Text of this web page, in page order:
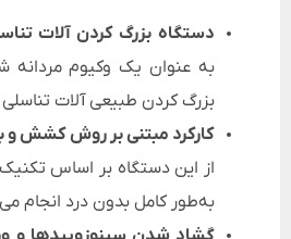
دستگاه بزرگ‌ کردن آلات
به عنوان یک وکیوم مردانه
بزرگ‌ کردن طبیعی آلات تناسلی
کارکرد مبتنی بر روش کشش و بدون
از این دستگاه بر اساس
به‌طور کامل بدون درد انجام